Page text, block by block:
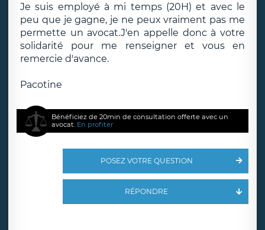
Je suis employé à mi temps (20H) et avec le
peu que je gagne, je ne peux vraiment pas me
permette un avocat.J'en appelle donc à votre
solidarité pour me renseigner et vous en
remercie d'avance.
Pacotine
Bénéficiez de 20min de consultation offerte avec un
avocat. En profiter
POSEZ VOTRE QUESTION
RÉPONDRE